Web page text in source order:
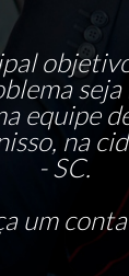
equipe
na
- SC.
um